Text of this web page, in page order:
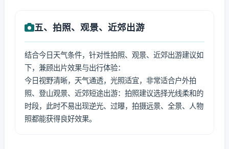
五、拍照、观景、近郊出游
结合今日天气条件，针对性拍照、观景、近郊出游建议如
下，兼顾出片效果与出行体验：
今日视野清晰，天气通透，光照适宜，非常适合户外拍
照、登山观景、近郊短途出游：拍照建议选择光线柔和的
时段，此时不易出现逆光、过曝，拍摄远景、全景、人物
照都能获得良好效果。